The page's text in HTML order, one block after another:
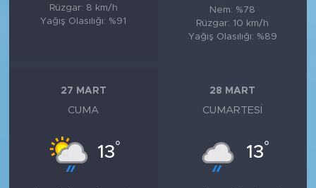
Rüzgar: 8 km/h
Yağış Olasılığı: %91
Nem: %78
Rüzgar: 10 km/h
Yağış Olasılığı: %89
27 MART
CUMA
13°
28 MART
CUMARTESI
13°